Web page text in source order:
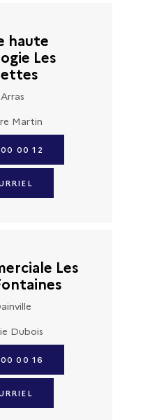
haute
Les
Arras
Martin
00 12
Les
Dubois
00 16